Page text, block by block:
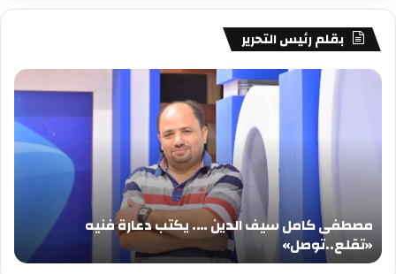
بقلم رئيس التحرير
مصطفى
«تقلع..توصل»
مصطفى كامل سيف الدين …. يكتب دعارة فنيه
«تقلع..توصل»
….